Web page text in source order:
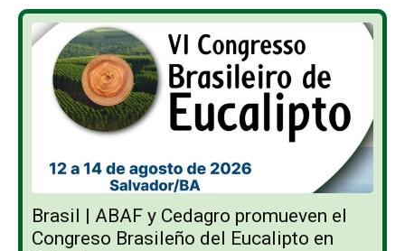
Brasil | ABAF y Cedagro promueven el
Congreso Brasileño del Eucalipto en